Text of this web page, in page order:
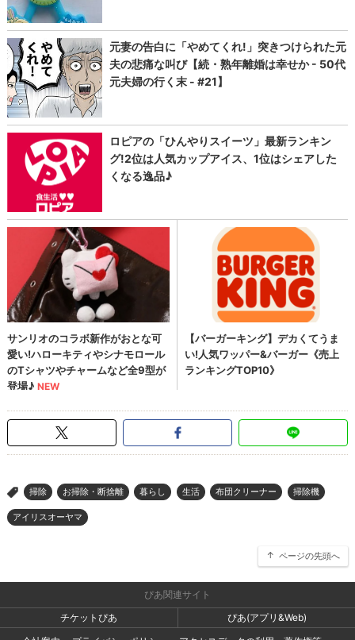
> 掃除 お掃除・断捨離 暮らし 生活 布団クリーナー 掃除機
アイリスオーヤマ
ページの先頭へ
ぴあ関連サイト
チケットぴあ
ぴあ(アプリ&Web)